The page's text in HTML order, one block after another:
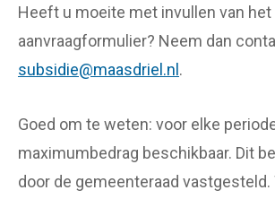
Heeft u moeite met invullen van het
aanvraagformulier? Neem dan
subsidie@maasdriel.nl .
Goed om te weten: voor elke
maximumbedrag beschikbaar. Dit
door de gemeenteraad vastgesteld.